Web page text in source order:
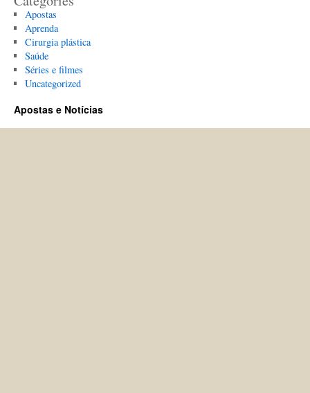
Apostas
Aprenda
Cirurgia plástica
Saúde
Séries e filmes
Uncategorized
Apostas e Notícias